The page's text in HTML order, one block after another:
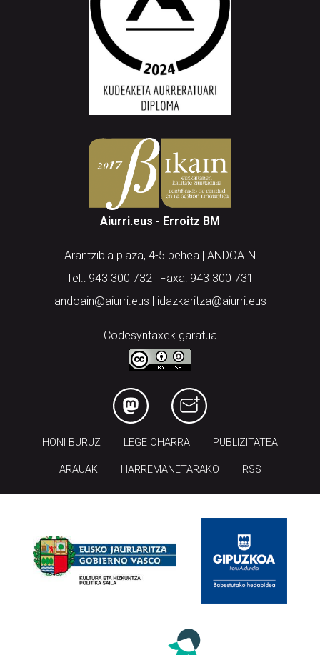
Aiurri.eus - Erroitz BM
Arantzibia plaza, 4-5 behea | ANDOAIN
Tel.: 943 300 732 | Faxa: 943 300 731
andoain@aiurri.eus | idazkaritza@aiurri.eus
Codesyntaxek garatua
HONI BURUZ LEGE OHARRA PUBLIZITATEA
ARAUAK HARREMANETARAKO RSS